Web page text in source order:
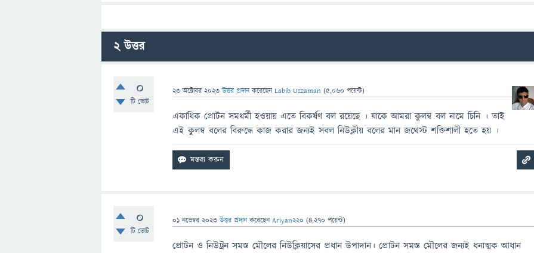
2উত্তর
0
টি ভোট
23 অক্টোবর 2023 উত্তর প্রদান করেছেনLabib Uzzaman (5,060 পয়েন্ট)
একাধিক প্রোটন সমধর্মী হওয়ায় এতে বিকর্ষণ বল রয়েছে । যাকে আমরা কুলম্ব বল নামে চিনি । তাই
এই কুলম্ব বলের বিরুদ্ধে কাজ করার জন্যই সবল নিউক্লীয় বলের মান জথেস্ট শক্তিশালী হতে হয় ।
0
টি ভোট
01 নভেম্বর 2023 উত্তর প্রদান করেছেনAriyan220 (4,270 পয়েন্ট)
প্রোটন ও নিউট্রন সমস্ত মৌলের নিউক্লিয়াসের প্রধান উপাদান। প্রোটন সমস্ত মৌলের জন্যই ধনাত্মক আধান